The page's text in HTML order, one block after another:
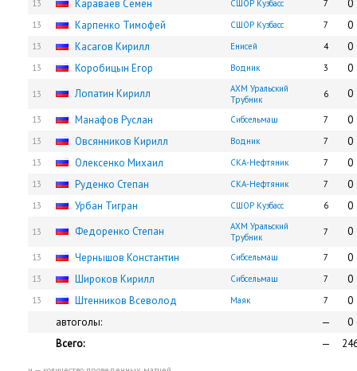
13 Караваев Семён СШОР Кузбасс 7 0
13 Карпенко Тимофей СШОР Кузбасс 7 0
13 Касагов Кирилл Енисей 4 0
13 Коробицын Егор Водник 3 0
13 Лопатин Кирилл
АХМ Уральский
Трубник
6 0
13 Манафов Руслан Сибсельмаш 7 0
13 Овсянников Кирилл Водник 7 0
13 Олексенко Михаил СКА-Нефтяник 7 0
13 Руденко Степан СКА-Нефтяник 7 0
13 Урбан Тигран СШОР Кузбасс 6 0
13 Федоренко Степан
АХМ Уральский
Трубник
7 0
13 Чернышов Константин Сибсельмаш 7 0
13 Широков Кирилл Сибсельмаш 7 0
13 Штенников Всеволод Маяк 7
0
автоголы:
—
0
Всего:
—